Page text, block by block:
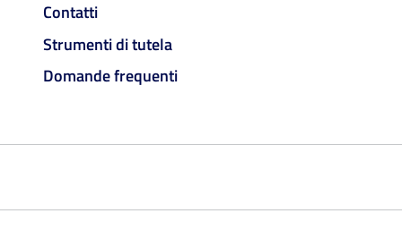
Contatti
Strumenti di tutela
Domande frequenti